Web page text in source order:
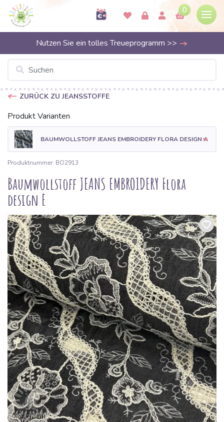
0
Nutzen Sie ein tolles Treueprogramm >>
ZURÜCK ZU JEANSSTOFFE
Produkt Varianten
BAUMWOLLSTOFF JEANS EMBROIDERY FLORA DESIGN A
Produktnummer: BO2913
Baumwollstoff JEANS EMBROIDERY Flora
design E